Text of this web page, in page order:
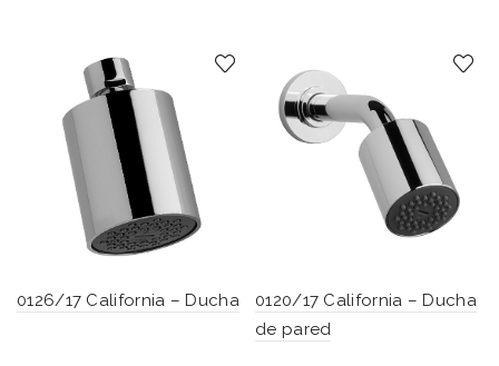
0126/17 California – Ducha
0120/17 California – Ducha
de pared